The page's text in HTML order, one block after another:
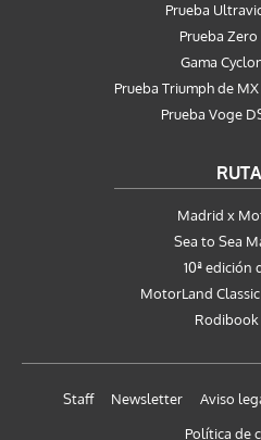
Prueba
Prueba Zero
Gama
Prueba Triumph de
Prueba Voge
Madrid x
Sea to Sea
10ª edición
MotorLand
Rodibook
Staff Newsletter Aviso
Política de